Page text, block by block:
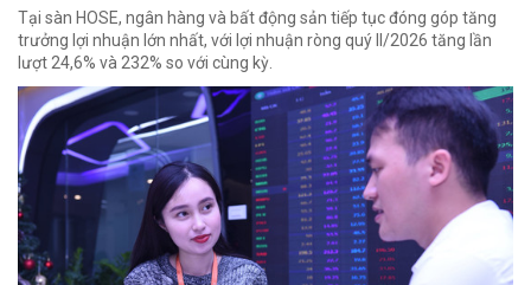
Tại sàn HOSE, ngân hàng và bất động sản tiếp tục đóng góp tăng
trưởng lợi nhuận lớn nhất, với lợi nhuận ròng quý II/2026 tăng lần
lượt 24,6% và 232% so với cùng kỳ.